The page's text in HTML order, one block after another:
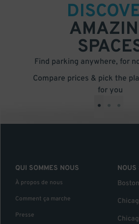
Find parking anywhere, for
Compare prices & pick the
for you
• • •
QUI SOMMES NOUS
À propos de nous
Comment ça marche
Presse
NOUS